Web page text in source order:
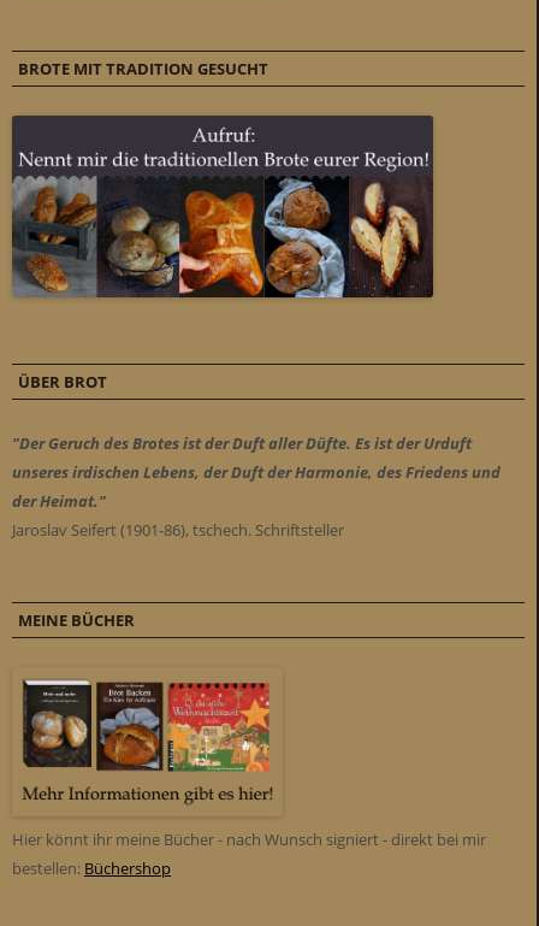
BROTE MIT TRADITION GESUCHT
ÜBER BROT
"Der Geruch des Brotes ist der Duft aller Düfte. Es ist der Urduft
unseres irdischen Lebens, der Duft der Harmonie, des Friedens und
der Heimat."
Jaroslav Seifert (1901-86), tschech. Schriftsteller
MEINE BÜCHER
Hier könnt ihr meine Bücher - nach Wunsch signiert - direkt bei mir
bestellen: Büchershop